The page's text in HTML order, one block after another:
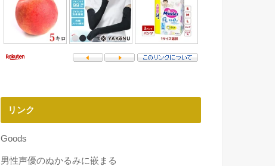
リンク
Goods
男性声優のぬかるみに嵌まる